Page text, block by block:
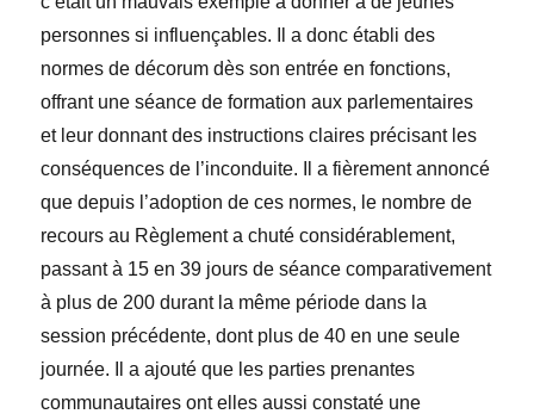
personnes si influençables. Il a donc établi des
normes de décorum dès son entrée en fonctions,
offrant une séance de formation aux parlementaires
et leur donnant des instructions claires précisant les
conséquences de l’inconduite. Il a fièrement annoncé
que depuis l’adoption de ces normes, le nombre de
recours au Règlementa chuté considérablement,
passant à 15 en 39 jours de séance comparativement
à plus de 200 durant la même période dans la
session précédente, dont plus de 40 en une seule
journée. Il a ajouté que les parties prenantes
communautaires ont elles aussi constaté une